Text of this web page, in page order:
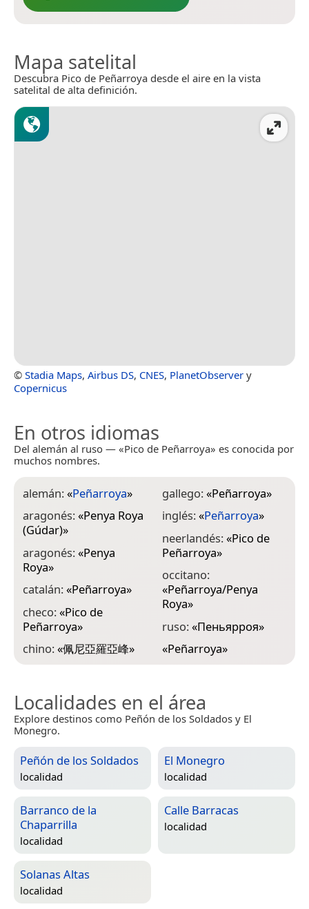
Mapa satelital
Descubra Pico de Peñarroya desde el aire en la vista
satelital de alta definición.
© Stadia Maps, Airbus DS, CNES, PlanetObserver y
Copernicus
En otros idiomas
Del alemán al ruso — «Pico de Peñarroya» es conocida por
muchos nombres.
alemán:«Peñarroya»
aragonés:«Penya Roya
(Gúdar)»
aragonés:«Penya
Roya»
catalán:«Peñarroya»
checo:«Pico de
Peñarroya»
chino:«佩尼亞羅亞峰»
gallego:«Peñarroya»
inglés:«Peñarroya»
neerlandés:«Pico de
Peñarroya»
occitano:
«Peñarroya/Penya
Roya»
ruso:«Пеньярроя»
«Peñarroya»
Localidades en el área
Explore destinos como Peñón de los Soldados y El
Monegro.
Peñón de los Soldados
localidad
El Monegro
localidad
Barranco de la
Chaparrilla
localidad
Calle Barracas
localidad
Solanas Altas
localidad